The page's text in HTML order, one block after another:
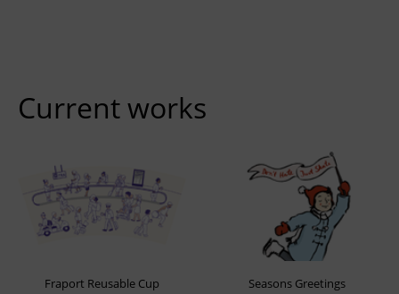
Current works
Fraport Reusable Cup Seasons Greetings